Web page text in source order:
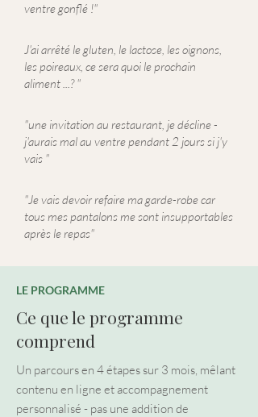
ventre gonflé !"
J'ai arrêté le gluten, le lactose, les oignons,
les poireaux, ce sera quoi le prochain
aliment ...? "
"une invitation au restaurant, je décline -
j'aurais mal au ventre pendant 2 jours si j'y
vais "
"Je vais devoir refaire ma garde-robe car
tous mes pantalons me sont insupportables
après le repas"
LE PROGRAMME
Ce que le programme
comprend
Un parcours en 4 étapes sur 3 mois, mêlant
contenu en ligne et accompagnement
personnalisé - pas une addition de